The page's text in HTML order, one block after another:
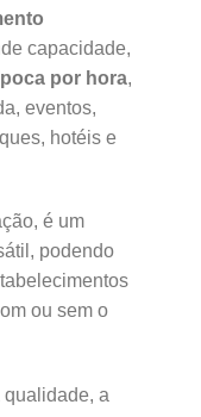
capacidade,
por hora,
eventos,
hotéis e
é um
podendo
ou sem o
qualidade, a